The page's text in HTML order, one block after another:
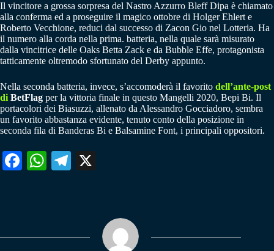
Il vincitore a grossa sorpresa del Nastro Azzurro Bleff Dipa è chiamato
alla conferma ed a proseguire il magico ottobre di Holger Ehlert e
Roberto Vecchione, reduci dal successo di Zacon Gio nel Lotteria. Ha
il numero alla corda nella prima. batteria, nella quale sarà misurato
dalla vincitrice delle Oaks Betta Zack e da Bubble Effe, protagonista
tatticamente oltremodo sfortunato del Derby appunto.
Nella seconda batteria, invece, s’accomoderà il favorito dell’ante-post
di BetFlag per la vittoria finale in questo Mangelli 2020, Bepi Bi. Il
portacolori dei Biasuzzi, allenato da Alessandro Gocciadoro, sembra
un favorito abbastanza evidente, tenuto conto della posizione in
seconda fila di Banderas Bi e Balsamine Font, i principali oppositori.
Fa W
pp
Te
m